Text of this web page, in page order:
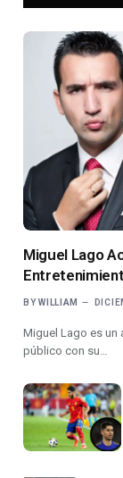
Miguel Lago
BY WILLIAM
Miguel Lago es un
público con su…